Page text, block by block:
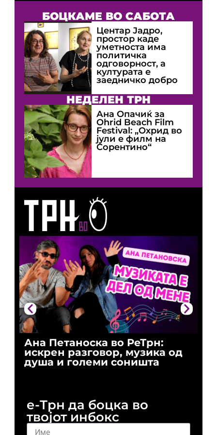
Ана Петаноска во РеТрн:
искрен разговор, музика од
душа и големи соништа
БОЦКАМЕ ВО САБОТА
Центар Јадро,
простор каде
уметноста има
политичка
одговорност, а
културата е
заедничко добро
НЕДЕЛЕН ТРН
Ана Опачиќ за
Оhrid Beach Film
Festival: „Охрид во
јули е филм на
Сорентино“
е-Трн да боцка во
твојот инбокс